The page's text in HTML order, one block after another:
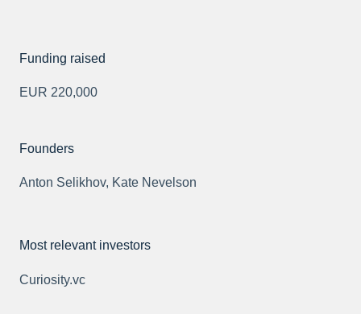
Funding raised
EUR 220,000
Founders
Anton Selikhov, Kate Nevelson
Most relevant investors
Curiosity.vc